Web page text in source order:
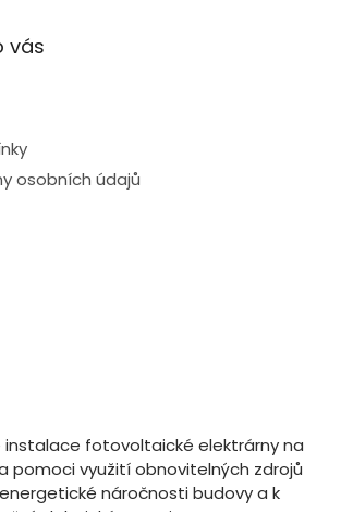
vás
osobních údajů
instalace fotovoltaické elektrárny na
pomoci využití obnovitelných zdrojů
náročnosti budovy a k